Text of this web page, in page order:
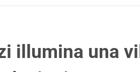
illumina una